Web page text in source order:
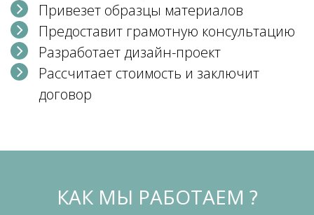
Привезет образцы материалов
Предоставит грамотную консультацию
Разработает дизайн-проект
Рассчитает стоимость и заключит
договор
КАК МЫ РАБОТАЕМ ?